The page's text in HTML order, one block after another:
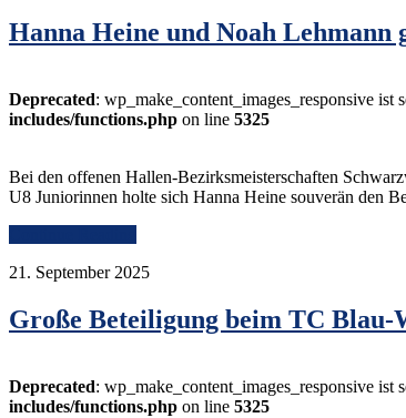
Hanna Heine und Noah Lehmann
Deprecated: wp_make_content_images_responsive ist
includes/functions.php on line 5325
Bei den offenen Hallen-Bezirksmeisterschaften
U8 Juniorinnen holte sich Hanna Heine souverän den
21. September 2025
Große Beteiligung beim TC Blau-
Deprecated: wp_make_content_images_responsive ist
includes/functions.php on line 5325